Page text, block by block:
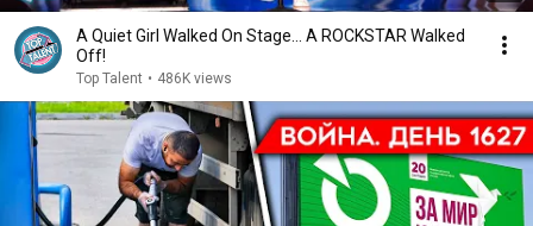
A Quiet Girl Walked On Stage… A ROCKSTAR Walked
Off!
Top Talent • 486K views